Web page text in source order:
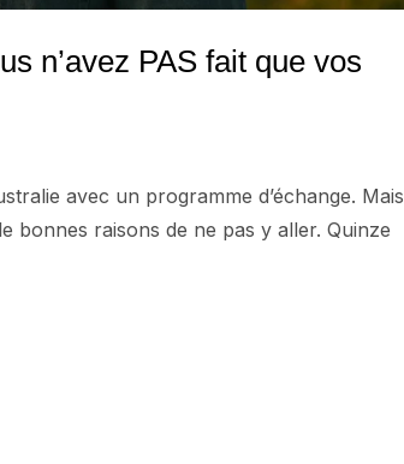
n’avez PAS fait que vos
avec un programme d’échange. Mais
bonnes raisons de ne pas y aller. Quinze